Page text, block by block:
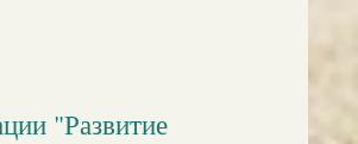
"Развитие